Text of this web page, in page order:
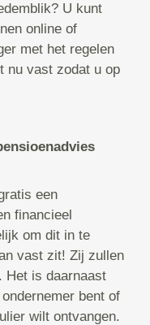
U kunt
online of
met het regelen
nu vast zodat u op
een
financieel
om dit in te
vast zit! Zij zullen
Het is daarnaast
bent of
wilt ontvangen.